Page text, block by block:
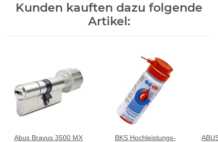
Kunden kauften dazu folgende
Artikel:
Abus Bravus 3500 MX
BKS Hochleistungs-